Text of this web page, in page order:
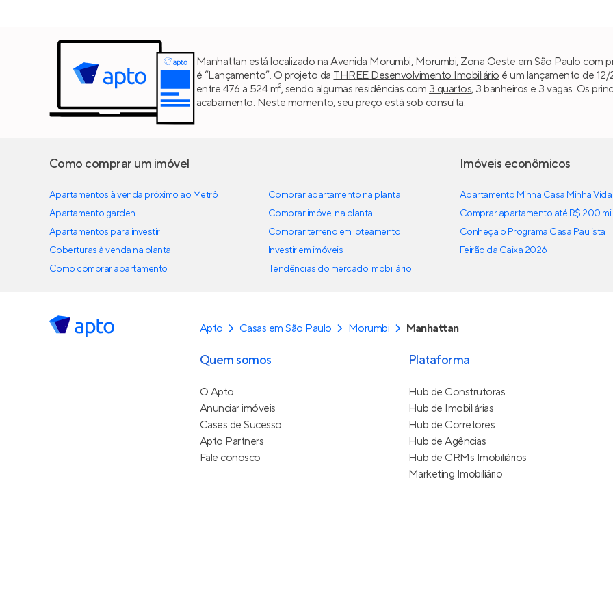
Manhattan está localizado na Avenida Morumbi, Morumbi, Zona Oeste emSão Paulo com
é “Lançamento”. O projeto da THREE Desenvolvimento Imobiliário é um lançamento de
entre 476 a 524 m², sendo algumas residências com 3 quartos, 3 banheiros e 3 vagas. Os
acabamento. Neste momento, seu preço está sob consulta.
Como comprar um imóvel
Apartamentos à venda próximo ao Metrô
Apartamento garden
Apartamentos para investir
Coberturas à venda na planta
Como comprar apartamento
Comprar apartamento na planta
Comprar imóvel na planta
Comprar terreno em loteamento
Investir em imóveis
Tendências do mercado imobiliário
Imóveis econômicos
Apartamento Minha Casa Minha Vida
Comprar apartamento até R$ 200 mil
Conheça o Programa Casa Paulista
Feirão da Caixa 2026
Apto Casas em São Paulo Morumbi Manhattan
Quem somos
O Apto
Anunciar imóveis
Cases de Sucesso
Apto Partners
Fale conosco
Plataforma
Hub de Construtoras
Hub de Imobiliárias
Hub de Corretores
Hub de Agências
Hub de CRMs Imobiliários
Marketing Imobiliário